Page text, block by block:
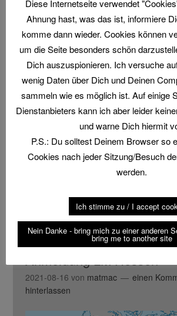
Die Landesmeisterschaft 2021 im
Wiesbaden ist beendet. Hier eine
Zusammenfassung und die
Geschrieben in:compak-sporting®
Landesmeisterschaft,LM,Wiesbaden
Anmeldung LM Hessen
2021-08-16 von matmac
einen
hinterlassen
Diese Internetseite verwendet
Ahnung hast, was das ist, informiere
komme dann wieder. Cookies können
um die Seite besonders schön
Dich auszuspionieren. Ich versuche
wenig Daten über Dich und Deinen
sammeln wie es möglich ist. Auf einige
Dienstanbieters kann ich aber leider
und warne Dich hiermit
P.S.: Du solltest Deinem Browser so
Cookies nach jeder Sitzung/Besuch
werden.
Ich stimme zu / I accept
Nein Danke - bring mich zu einer anderen
bring me to another site